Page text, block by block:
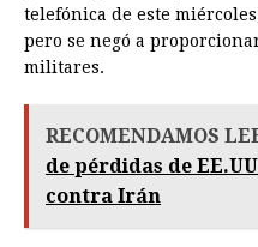
telefónica de este
pero se negó a
militares.
RECOMENDAMOS
de pérdidas de
contra Irán